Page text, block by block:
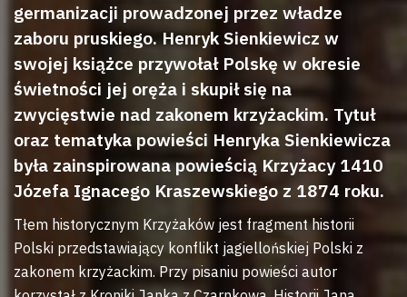
germanizacji prowadzonej przez władze
zaboru pruskiego. Henryk Sienkiewicz w
swojej książce przywołał Polskę w okresie
świetności jej oręża i skupił się na
zwycięstwie nad zakonem krzyżackim. Tytuł
oraz tematyka powieści Henryka Sienkiewicza
była zainspirowana powieścią Krzyżacy 1410
Józefa Ignacego Kraszewskiego z 1874 roku.
Tłem historycznym Krzyżaków jest fragment historii
Polski przedstawiający konflikt jagiellońskiej Polski z
zakonem krzyżackim. Przy pisaniu powieści autor